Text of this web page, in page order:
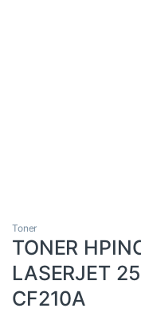
Toner
TONER
LASERJET
CF210A